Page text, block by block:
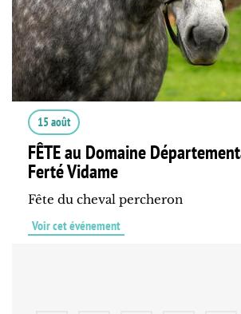
15 août
FÊTE au Domaine
Ferté Vidame
Fête du cheval percheron
Voir cet événement